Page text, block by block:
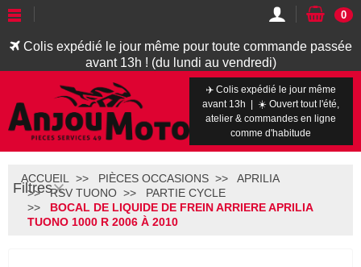
Colis expédié le jour même pour toute commande passée
avant 13h ! (du lundi au vendredi)
0
✈️ Colis expédié le jour même
avant 13h | ☀️ Ouvert tout l'été,
atelier & commandes en ligne
comme d'habitude
Filtres
ACCUEIL PIÈCES OCCASIONS
APRILIA
RSV TUONO
PARTIE CYCLE
BOCAL DE LIQUIDE DE FREIN ARRIERE APRILIA
TUONO 1000 R 2006 À 2010